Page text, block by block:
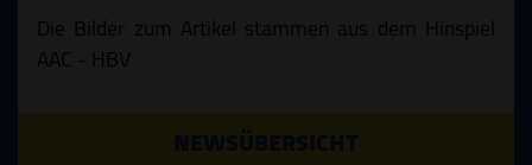
Die Bilder zum Artikel stammen aus dem Hinspiel
AAC - HBV